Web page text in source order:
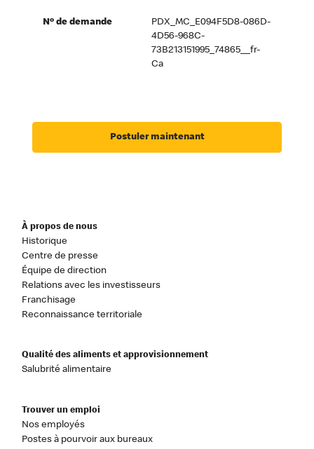
Nº de demande
PDX_MC_E094F5D8-086D-
4D56-968C-
73B213151995_74865__fr-
Ca
Postuler maintenant
À propos de nous
Historique
Centre de presse
Équipe de direction
Relations avec les investisseurs
Franchisage
Reconnaissance territoriale
Qualité des aliments et approvisionnement
Salubrité alimentaire
Trouver un emploi
Nos employés
Postes à pourvoir aux bureaux